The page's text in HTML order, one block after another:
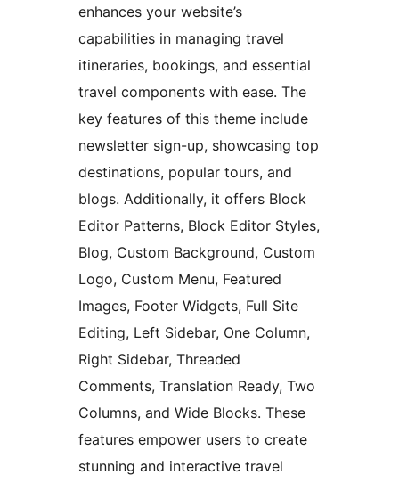
enhances your website’s
capabilities in managing travel
itineraries, bookings, and essential
travel components with ease. The
key features of this theme include
newsletter sign-up, showcasing top
destinations, popular tours, and
blogs. Additionally, it offers Block
Editor Patterns, Block Editor Styles,
Blog, Custom Background, Custom
Logo, Custom Menu, Featured
Images, Footer Widgets, Full Site
Editing, Left Sidebar, One Column,
Right Sidebar, Threaded
Comments, Translation Ready, Two
Columns, and Wide Blocks. These
features empower users to create
stunning and interactive travel